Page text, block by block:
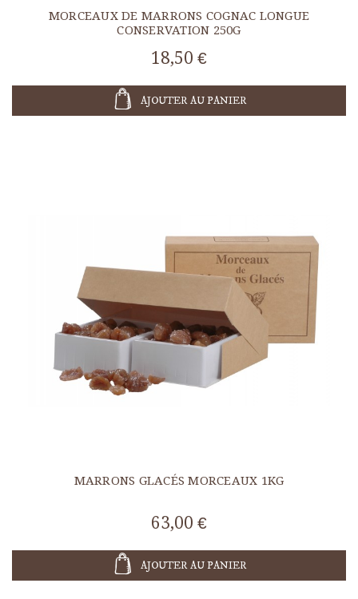
MORCEAUX DE MARRONS COGNAC LONGUE
CONSERVATION 250G
18,50 €
AJOUTER AU PANIER
MARRONS GLACÉS MORCEAUX 1KG
63,00 €
AJOUTER AU PANIER